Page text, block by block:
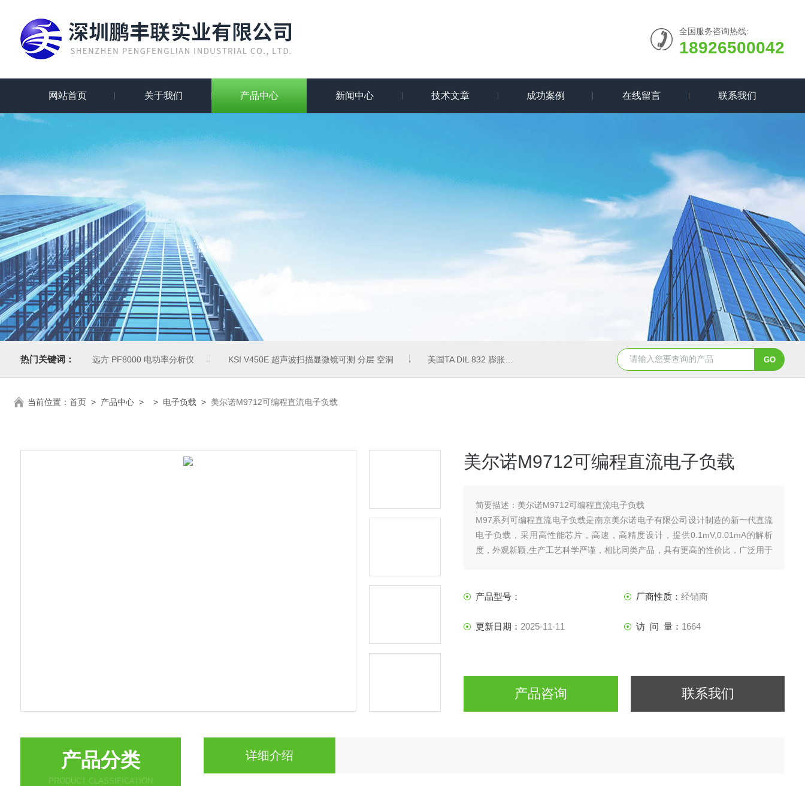
全国服务咨询热线:
18926500042
网站首页 关于我们 产品中心 新闻中心 技术文章 成功案例 在线留言 联系我们
热门关键词： 远方 PF8000 电功率分析仪 KSI V450E 超声波扫描显微镜可测 分层 空洞 美国TA DIL 832 膨胀仪 TGA 550热重分析仪 美国TA Discovery Core 流变仪
当前位置： 首页 > 产品中心 > > 电子负载 > 美尔诺M9712可编程直流电子负载
美尔诺M9712可编程直流电子负载
简要描述： 美尔诺M9712可编程直流电子负载
M97系列可编程直流电子负载是南京美尔诺电子有限公司设计制造的新一代直流
电子负载，采用高性能芯片，高速，高精度设计，提供0.1mV,0.01mA的解析
度，外观新颖,生产工艺科学严谨，相比同类产品，具有更高的性价比，广泛用于
产品型号： 厂商性质：经销商
更新日期： 2025-11-11 访 问 量： 1664
产品咨询 联系我们
产品分类
PRODUCT CLASSIFICATION
详细介绍